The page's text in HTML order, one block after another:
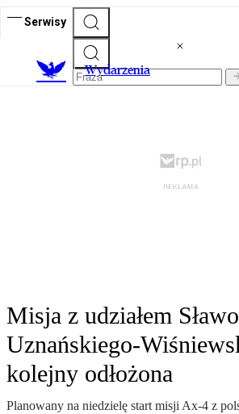
Serwisy
Wydarzenia
Misja z udziałem
Uznańskiego-
kolejny odłożona
Planowany na niedzielę start misji Ax-4 z